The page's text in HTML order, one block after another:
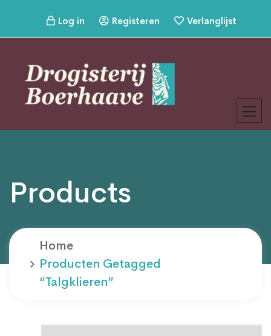
Log in Registeren Verlanglijst
Products
Home
Producten Getagged
“talgklieren”